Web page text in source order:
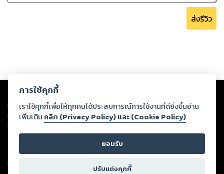
ส่งรีวิว
Copyright © 2026
ต่อผลงานหรือเนื้อหาใดที่อัปโหลดผ่านเว็บไซต์และปรากฏว่าละเมิดสิทธิใน
ทรัพย์สินทางปัญญาของบุคคลอื่นหรือขัดต่อกฎหมายและศีลธรรม ดังนั้น ผู้อ่าน
ทุกท่านโปรดใช้วิจารณญาณในการกลั่นกรองด้วยตนเอง และหากท่านพบว่าส่วน
หนึ่งส่วนใดขัดต่อกฎหมายและศีลธรรม กรุณาแจ้งมายังบริษัท เพื่อทีมงานจะได้
ดำเนินการในทันที ทั้งนี้ ทางสตอรี่ล็อกขอสงวนลิขสิทธิ์ตามพระราชบัญญัติ
ลิขสิทธิ์ พ.ศ. 2537 (ฉบับล่าสุด)
For support: member@ookbee.com
การใช้คุกกี้
เราใช้คุกกี้เพื่อให้ทุกคนได้ประสบการณ์การใช้งานที่ดียิ่งขึ้นอ่าน
เพิ่มเติม คลิก (Privacy Policy) และ (Cookie Policy)
ยอมรับ
ปรับแต่งคุกกี้